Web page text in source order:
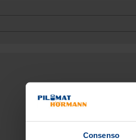
Consenso